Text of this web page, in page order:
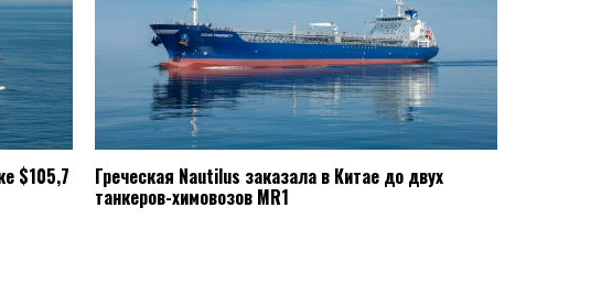
$105,7 Греческая Nautilus заказала в Китае до двух
танкеров-химовозов MR1